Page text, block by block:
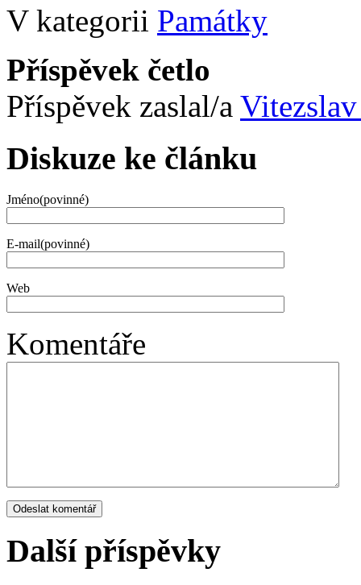
V kategorii Památky
Příspěvek četlo
Příspěvek zaslal/a
Diskuze ke článku
Jméno(povinné)
E-mail(povinné)
Web
Komentáře
Další příspěvky